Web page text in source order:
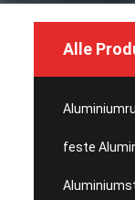
Alle
feste